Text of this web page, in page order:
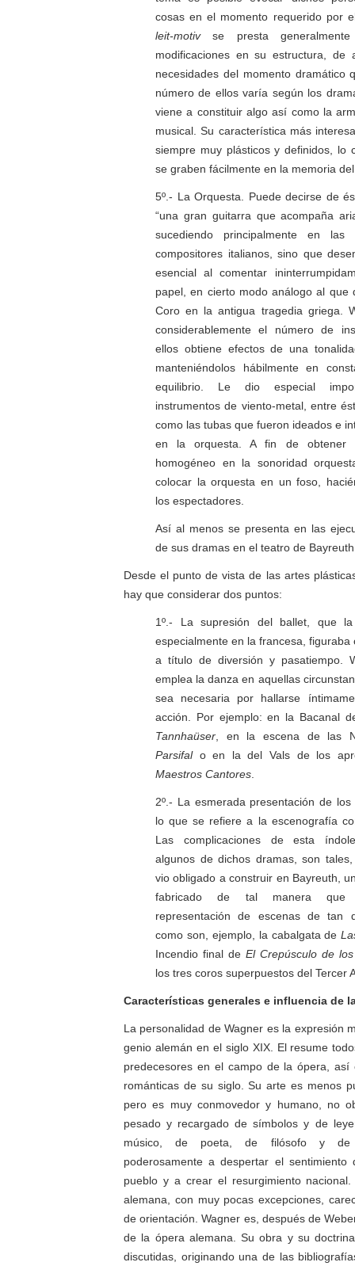
cosas en el momento requerido por
leit-motivse presta generalmente
modificaciones en su estructura, de
necesidades del momento dramático
número de ellos varía según los
viene a constituir algo así como la
musical. Su característica más
siempre muy plásticos y definidos, lo
se graben fácilmente en la memoria
5º.- La Orquesta. Puede decirse de
“una gran guitarra que acompaña
sucediendo principalmente en
compositores italianos, sino que
esencial al comentar
papel, en cierto modo análogo al que
Coro en la antigua tragedia griega.
considerablemente el número de
ellos obtiene efectos de una
manteniéndolos hábilmente en
equilibrio. Le dio especial
instrumentos de viento-metal, entre
como las tubas que fueron ideados e
en la orquesta. A fin de obtener
homogéneo en la sonoridad
colocar la orquesta en un foso,
los espectadores.
Así al menos se presenta en las
de sus dramas en el teatro de
Desde el punto de vista de las artes
hay que considerar dos puntos:
1º.- La supresión del ballet, que
especialmente en la francesa, figuraba
a título de diversión y pasatiempo.
emplea la danza en aquellas
sea necesaria por hallarse
acción. Por ejemplo: en la Bacanal
Tannhaüser , en la escena de las
Parsifalo en la del Vals de los
Maestros Cantores
2º.- La esmerada presentación de
lo que se refiere a la escenografía
Las complicaciones de esta
algunos de dichos dramas, son
vio obligado a construir en Bayreuth,
fabricado de tal manera que
representación de escenas de tan
como son, ejemplo, la cabalgata de
Incendio final de El Crepúsculo de
los tres coros superpuestos del Tercer
Características generales e influencia de
La personalidad de Wagner es la expresión
genio alemán en el siglo XIX. El resume
predecesores en el campo de la ópera, así
románticas de su siglo. Su arte es menos
pero es muy conmovedor y humano, no
pesado y recargado de símbolos y de
músico, de poeta, de filósofo y de
poderosamente a despertar el
pueblo y a crear el resurgimiento
alemana, con muy pocas excepciones,
de orientación. Wagner es, después de
de la ópera alemana. Su obra y su
discutidas, originando una de las